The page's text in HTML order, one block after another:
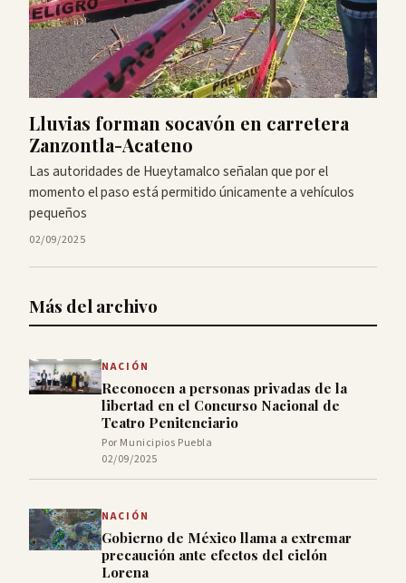
Lluvias forman socavón en carretera
Zanzontla-Acateno
Las autoridades de Hueytamalco señalan que por el
momento el paso está permitido únicamente a vehículos
pequeños
02/09/2025
Más del archivo
NACIÓN
Reconocen a personas privadas de la
libertad en el Concurso Nacional de
Teatro Penitenciario
Por Municipios Puebla
02/09/2025
NACIÓN
Gobierno de México llama a extremar
precaución ante efectos del ciclón
Lorena